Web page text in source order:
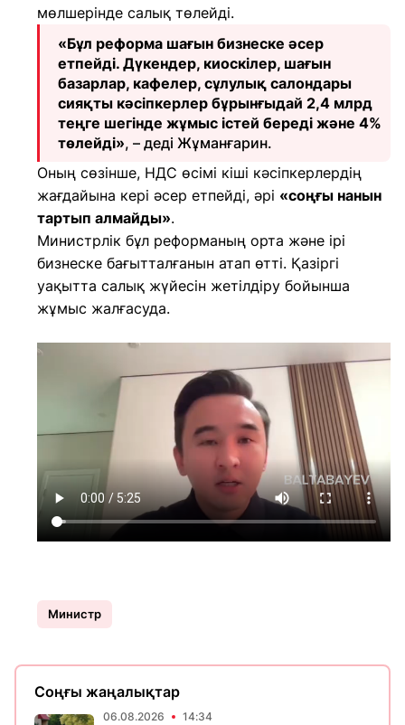
мөлшерінде салық төлейді.
«Бұл реформа шағын бизнеске әсер
етпейді. Дүкендер, киоскілер, шағын
базарлар, кафелер, сұлулық салондары
сияқты кәсіпкерлер бұрынғыдай 2,4 млрд
теңге шегінде жұмыс істей береді және 4%
төлейді», – деді Жұманғарин.
Оның сөзінше, НДС өсімі кіші кәсіпкерлердің
жағдайына кері әсер етпейді, әрі «соңғы нанын
тартып алмайды».
Министрлік бұл реформаның орта және ірі
бизнеске бағытталғанын атап өтті. Қазіргі
уақытта салық жүйесін жетілдіру бойынша
жұмыс жалғасуда.
Министр
Соңғы жаңалықтар
06.08.2026 14:34